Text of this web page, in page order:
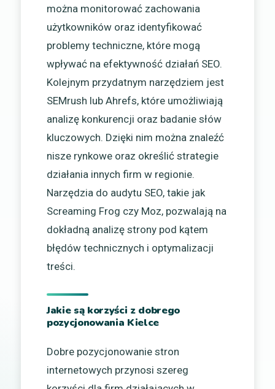
można monitorować zachowania
użytkowników oraz identyfikować
problemy techniczne, które mogą
wpływać na efektywność działań SEO.
Kolejnym przydatnym narzędziem jest
SEMrush lub Ahrefs, które umożliwiają
analizę konkurencji oraz badanie słów
kluczowych. Dzięki nim można znaleźć
nisze rynkowe oraz określić strategie
działania innych firm w regionie.
Narzędzia do audytu SEO, takie jak
Screaming Frog czy Moz, pozwalają na
dokładną analizę strony pod kątem
błędów technicznych i optymalizacji
treści.
Jakie są korzyści z dobrego
pozycjonowania Kielce
Dobre pozycjonowanie stron
internetowych przynosi szereg